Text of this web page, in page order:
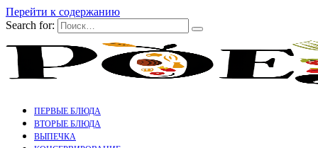
Перейти к содержанию
Search for:
ПЕРВЫЕ БЛЮДА
ВТОРЫЕ БЛЮДА
ВЫПЕЧКА